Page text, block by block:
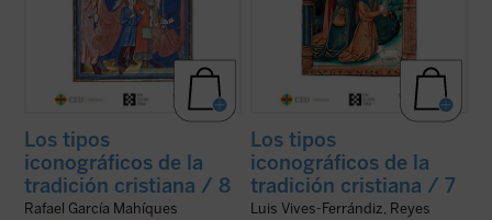
Los tipos
iconográficos de la
tradición cristiana / 8
Rafael García Mahíques
Los tipos
iconográficos de la
tradición cristiana / 7
Luis Vives-Ferrándiz, Reyes